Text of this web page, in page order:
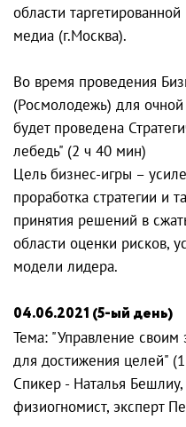
области
медиа (г.Москва).
Во время проведения
(Росмолодежь) для
будет проведена
лебедь" (2 ч 40 мин)
Цель бизнес-игры –
проработка стратегии и
принятия решений в
области оценки рисков,
модели лидера.
04.06.2021 (5-ый день)
Тема: "Управление
для достижения целей"
Спикер - Наталья
физиогномист, эксперт